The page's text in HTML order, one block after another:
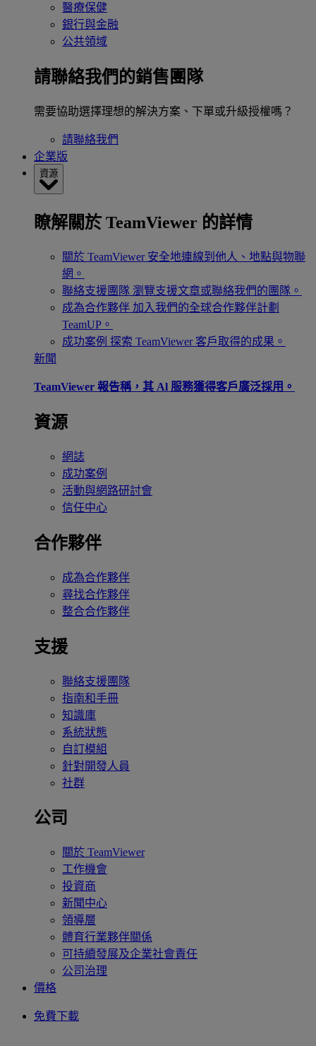
醫療保健
銀行與金融
公共領域
請聯絡我們的銷售團隊
需要協助選擇理想的解決方案、下單或升級授權嗎？
請聯絡我們
企業版
資源
瞭解關於 TeamViewer 的詳情
關於 TeamViewer 安全地連線到他人、地點與物聯
網。
聯絡支援團隊 瀏覽支援文章或聯絡我們的團隊。
成為合作夥伴 加入我們的全球合作夥伴計劃
TeamUP。
成功案例 探索 TeamViewer 客戶取得的成果。
新聞
TeamViewer 報告稱，其 Al 服務獲得客戶廣泛採用。
資源
網誌
成功案例
活動與網路研討會
信任中心
合作夥伴
成為合作夥伴
尋找合作夥伴
整合合作夥伴
支援
聯絡支援團隊
指南和手冊
知識庫
系統狀態
自訂模組
針對開發人員
社群
公司
關於 TeamViewer
工作機會
投資商
新聞中心
領導層
體育行業夥伴關係
可持續發展及企業社會責任
公司治理
價格
免費下載